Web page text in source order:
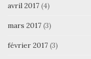
avril 2017 (4)
mars 2017 (3)
février 2017 (3)